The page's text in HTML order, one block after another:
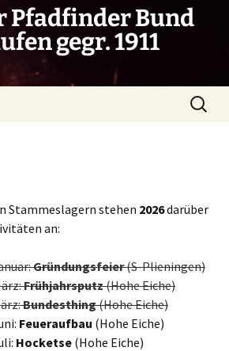
Pfadfinder Bund
gegr. 1911
Suchen
nach:
Stammeslagern stehen 2026darüber
an:
Gründungsfeier(S-Plieningen)
Frühjahrsputz(Hohe Eiche)
Bundesthing(Hohe Eiche)
Feueraufbau (Hohe Eiche)
Hocketse (Hohe Eiche)